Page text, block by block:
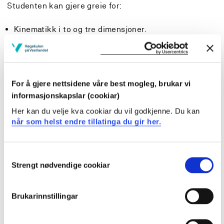
For å gjere nettsidene våre best mogleg, brukar vi
informasjonskapslar (cookiar)
Her kan du velje kva cookiar du vil godkjenne. Du kan
når som helst endre tillatinga du gir her.
Selection
Strengt nødvendige cookiar
Brukarinnstillingar
Studenten kan gjere greie for:
Kinematikk i to og tre dimensjoner.
Strukturen til newtonske mekanikken.
Newtons lover og arbeid-energi-setninga for
kollisjonar for translasjons- og rotasjonsrørsle.
Krav som er knytt til bruk av dei ulike lovene og
prinsippa.
Bruken av modellar og modellar sitt
Berekningar basert på den newtonske mekanikken